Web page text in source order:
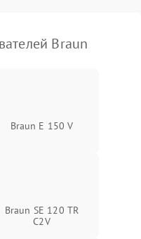
Braun
Braun E 150 V
Braun SE 120 TR
C2V